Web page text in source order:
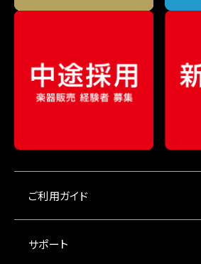
ご利用ガイド
サポート